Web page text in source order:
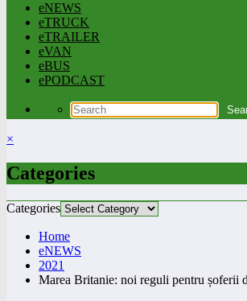
eNEWS
eTRUCK
eTRAILER
eVAN
eBUS
ePODCAST
×
Categories
Categories
Home
eNEWS
2021
Marea Britanie: noi reguli pentru șoferii